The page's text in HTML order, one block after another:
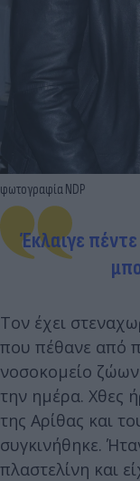
φωτογραφία NDP
Έκλαιγε
Τον έχει
που πέθανε από
νοσοκομείο
την ημέρα. Χθες
της Αρίθας και
συγκινήθηκε.
πλαστελίνη και